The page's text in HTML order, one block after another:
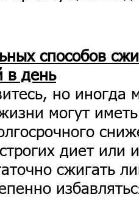
способов
в день
но иногда
могут
диет или
сжигать